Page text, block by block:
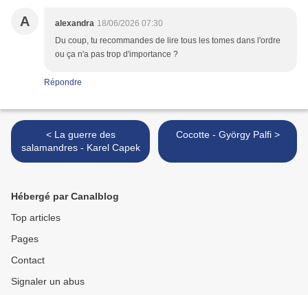
A alexandra 18/06/2026 07:30
Du coup, tu recommandes de lire tous les tomes dans l'ordre
ou ça n'a pas trop d'importance ?
Répondre
< La guerre des
salamandres - Karel Capek
Cocotte - György Palfi >
Hébergé par Canalblog
Top articles
Pages
Contact
Signaler un abus